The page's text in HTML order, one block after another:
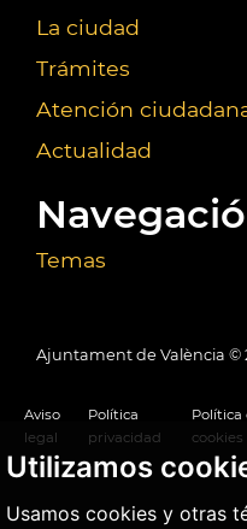
Utilizamos
Usamos cookies y otras
La ciudad
Trámites
Atención
Actualidad
Temas
Ajuntament de València ©
Aviso
legal
Política
privacidad
Política
cookies